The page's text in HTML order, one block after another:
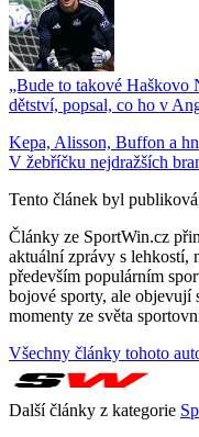
„Bude to takové Haškovo
dětství, popsal, co ho v
Kepa, Alisson, Buffon a
V žebříčku nejdražších
Tento článek byl
Články ze SportWin.cz
aktuální zprávy s lehkostí,
především populárním
bojové sporty, ale objevují
momenty ze světa
Všechny články tohoto
Další články z kategorie